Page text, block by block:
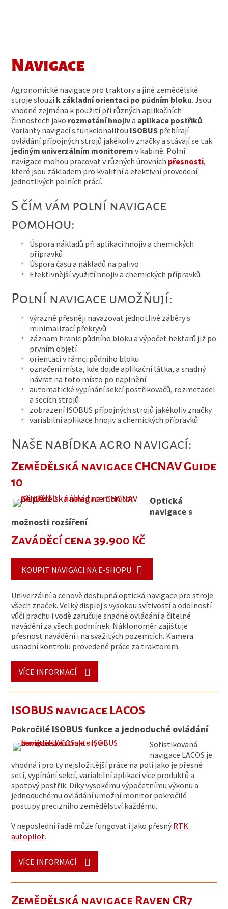
Navigace
Agronomické navigace pro traktory a jiné zemědělské
stroje sloužík základní orientaci po půdním bloku. Jsou
vhodné zejména k použití při různých aplikačních
činnostech jako rozmetání hnojiva aplikace postřiků.
Varianty navigací s funkcionalitou ISOBUS přebírají
ovládání přípojných strojů jakékoliv značky a stávají se tak
jediným univerzálním monitorem v kabině. Polní
navigace mohou pracovat v různých úrovních přesnosti,
které jsou základem pro kvalitní a efektivní provedení
jednotlivých polních prácí.
S čím vám polní navigace
pomohou:
Úspora nákladů při aplikaci hnojiv a chemických
přípravků
Úspora času a nákladů na palivo
Efektivnější využití hnojiv a chemických přípravků
Polní navigace umožňují:
výrazně přesněji navazovat jednotlivé záběry s
minimalizací překryvů
záznam hranic půdního bloku a výpočet hektarů již po
prvním objetí
orientaci v rámci půdního bloku
označení místa, kde dojde aplikační látka, a snadný
návrat na toto místo po naplnění
automatické vypínání sekcí postřikovačů, rozmetadel
a secích strojů
zobrazení ISOBUS přípojných strojů jakékoliv značky
variabilní aplikace hnojiv a chemických přípravků
Naše nabídka agro navigací:
Zemědělská navigace CHCNAV Guide
10
Optická
navigace s
možnosti rozšíření
Zaváděcí cena 39.900 Kč
KOUPIT NAVIGACI NA E-SHOPU
Univerzální a cenově dostupná optická navigace pro stroje
všech značek. Velký displej s vysokou svítivostí a odolností
vůči prachu i vodě zaručuje snadné ovládání a čitelné
navádění za všech podmínek. Náklonoměr zajišťuje
přesnost navádění i na svažitých pozemcích. Kamera
usnadní kontrolu provedené práce za traktorem.
VÍCE INFORMACÍ
ISOBUS navigace LACOS
Pokročilé ISOBUS funkce a jednoduché ovládání
Sofistikovaná
navigace LACOS je
vhodná i pro ty nejsložitější práce na poli jako je přesné
setí, vypínání sekcí, variabilní aplikaci více produktů a
spotový postřik. Díky vysokému výpočetnímu výkonu a
jednoduchému ovládání umožní monitor pokročilé
postupy precizního zemědělství každému.
V neposlední řadě může fungovat i jako přesný RTK
autopilot.
VÍCE INFORMACÍ
Zemědělská navigace Raven CR7